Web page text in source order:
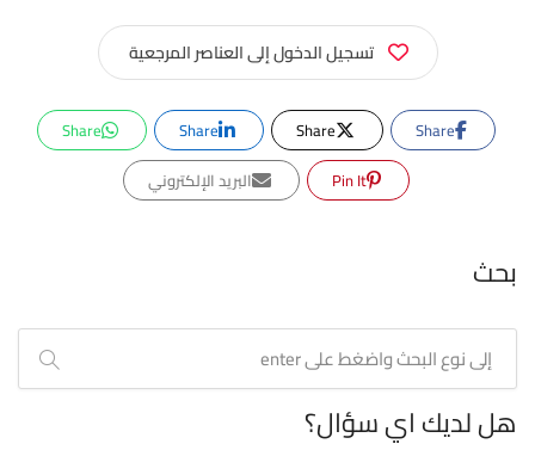
تسجيل الدخول إلى العناصر المرجعية
Share
Share
Share
Share
Pin It
البريد الإلكتروني
بحث
هل لديك اي سؤال؟